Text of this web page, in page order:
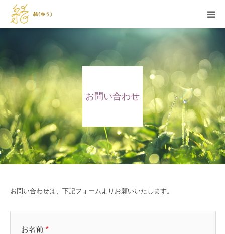
お問い合わせ
お問い合わせは、下記フォームよりお願いいたします。
お名前 *
当サロンの特徴
メニュー
セラピスト紹介
施術例
お問い合わせ